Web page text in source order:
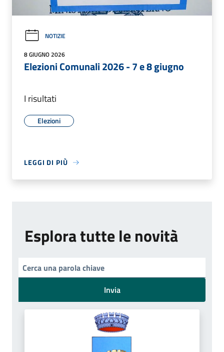
NOTIZIE
8 GIUGNO 2026
Elezioni Comunali 2026 - 7 e 8 giugno
I risultati
Elezioni
LEGGI DI PIÙ
Esplora tutte le novità
Invia